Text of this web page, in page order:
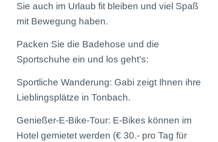
Sie auch im Urlaub fit bleiben und viel Spaß
mit Bewegung haben.
Packen Sie die Badehose und die
Sportschuhe ein und los geht’s:
Sportliche Wanderung: Gabi zeigt Ihnen ihre
Lieblingsplätze in Tonbach.
Genießer-E-Bike-Tour: E-Bikes können im
Hotel gemietet werden (€ 30.- pro Tag für